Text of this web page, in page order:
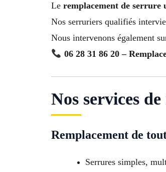
Le remplacement de serrure
Nos serruriers qualifiés
Nous intervenons également
06 28 31 86 20 –
Nos services
Remplacement de
Serrures simples,